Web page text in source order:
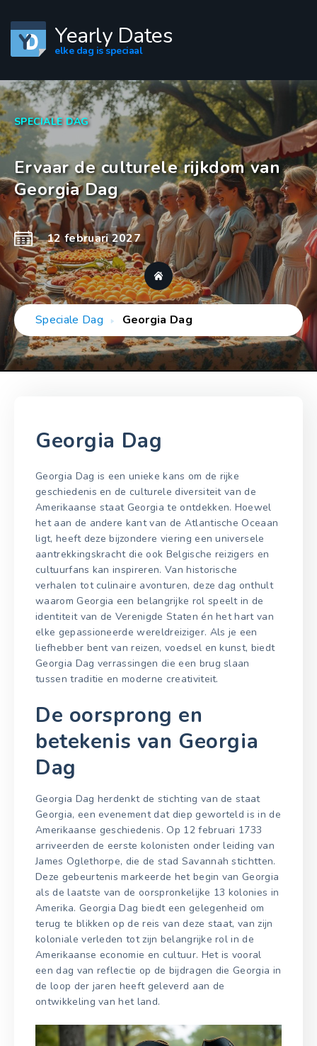
Yearly Dates
elke dag is speciaal
SPECIALE DAG
Ervaar de culturele rijkdom van
Georgia Dag
12 februari 2027
Speciale Dag Georgia Dag
Georgia Dag
Georgia Dag is een unieke kans om de rijke
geschiedenis en de culturele diversiteit van de
Amerikaanse staat Georgia te ontdekken. Hoewel
het aan de andere kant van de Atlantische Oceaan
ligt, heeft deze bijzondere viering een universele
aantrekkingskracht die ook Belgische reizigers en
cultuurfans kan inspireren. Van historische
verhalen tot culinaire avonturen, deze dag onthult
waarom Georgia een belangrijke rol speelt in de
identiteit van de Verenigde Staten én het hart van
elke gepassioneerde wereldreiziger. Als je een
liefhebber bent van reizen, voedsel en kunst, biedt
Georgia Dag verrassingen die een brug slaan
tussen traditie en moderne creativiteit.
De oorsprong en
betekenis van Georgia
Dag
Georgia Dag herdenkt de stichting van de staat
Georgia, een evenement dat diep geworteld is in de
Amerikaanse geschiedenis. Op 12 februari 1733
arriveerden de eerste kolonisten onder leiding van
James Oglethorpe, die de stad Savannah stichtten.
Deze gebeurtenis markeerde het begin van Georgia
als de laatste van de oorspronkelijke 13 kolonies in
Amerika. Georgia Dag biedt een gelegenheid om
terug te blikken op de reis van deze staat, van zijn
koloniale verleden tot zijn belangrijke rol in de
Amerikaanse economie en cultuur. Het is vooral
een dag van reflectie op de bijdragen die Georgia in
de loop der jaren heeft geleverd aan de
ontwikkeling van het land.